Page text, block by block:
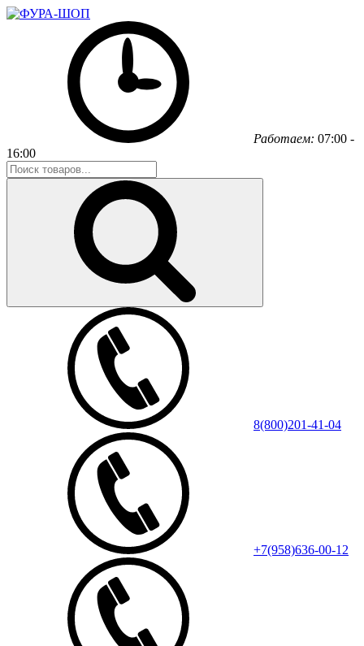
Работаем: 07:00 -
16:00
8(800)201-41-04
+7(958)636-00-12